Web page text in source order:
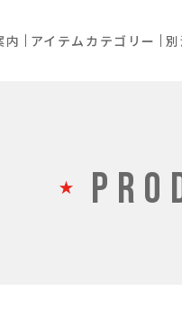
内 アイテムカテゴリー